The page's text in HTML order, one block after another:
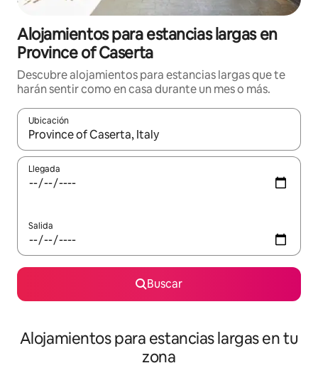
Alojamientos para estancias largas en
Province of Caserta
Descubre alojamientos para estancias largas que te
harán sentir como en casa durante un mes o más.
Ubicación
Cuando los resultados estén disponibles, podrás navegar
Llegada
Salida
Buscar
Alojamientos para estancias largas en tu
zona